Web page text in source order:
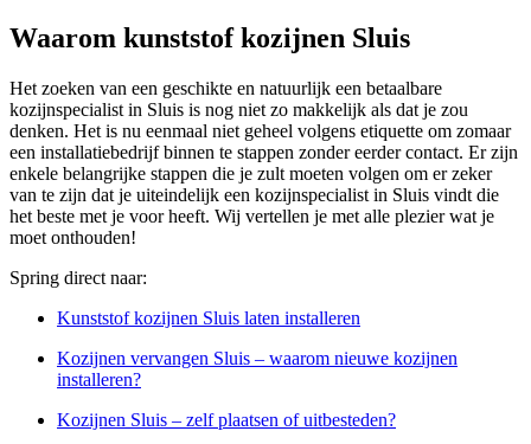
Waarom kunststof kozijnen Sluis
Het zoeken van een geschikte en natuurlijk een betaalbare
kozijnspecialist in Sluis is nog niet zo makkelijk als dat je zou
denken. Het is nu eenmaal niet geheel volgens etiquette om zomaar
een installatiebedrijf binnen te stappen zonder eerder contact. Er zijn
enkele belangrijke stappen die je zult moeten volgen om er zeker
van te zijn dat je uiteindelijk een kozijnspecialist in Sluis vindt die
het beste met je voor heeft. Wij vertellen je met alle plezier wat je
moet onthouden!
Spring direct naar:
Kunststof kozijnen Sluis laten installeren
Kozijnen vervangen Sluis – waarom nieuwe kozijnen
installeren?
Kozijnen Sluis – zelf plaatsen of uitbesteden?